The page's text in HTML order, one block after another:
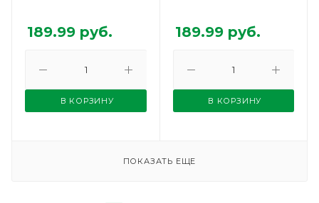
189.99 руб.
В КОРЗИНУ
189.99руб.
В КОРЗИНУ
ПОКАЗАТЬ ЕЩЕ